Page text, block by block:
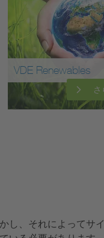
VDE Renewables
さ
、それによってサ